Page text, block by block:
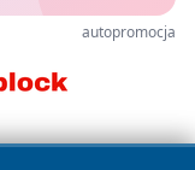
autopromocja